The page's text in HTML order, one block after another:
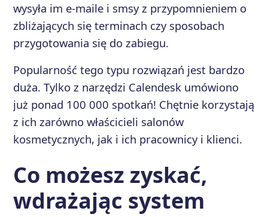
wysyła im e-maile i smsy z przypomnieniem o
zbliżających się terminach czy sposobach
przygotowania się do zabiegu.
Popularność tego typu rozwiązań jest bardzo
duża. Tylko z narzędzi Calendesk umówiono
już ponad 100 000 spotkań! Chętnie korzystają
z ich zarówno właścicieli salonów
kosmetycznych, jak i ich pracownicy i klienci.
Co możesz zyskać,
wdrażając system